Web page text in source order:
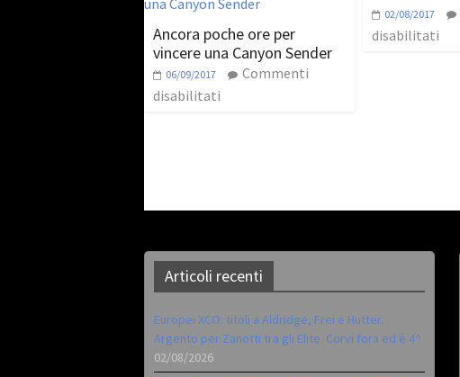
Ancora poche ore per
vincere una Canyon Sender
06/09/2017
Commenti
disabilitati
02/08/2017
disabilitati
Articoli recenti
Europei XCO: titoli a Aldridge, Frei e Hutter.
Argento per Zanotti tra gli Elite. Corvi fora ed è 4^
02/08/2026